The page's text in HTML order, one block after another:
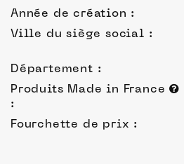
Année de création :
Ville du siège social :
Département :
Produits Made in France
:
Fourchette de prix :